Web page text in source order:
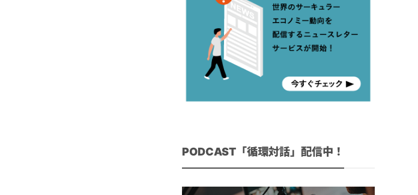
PODCAST「循環対話」配信中！